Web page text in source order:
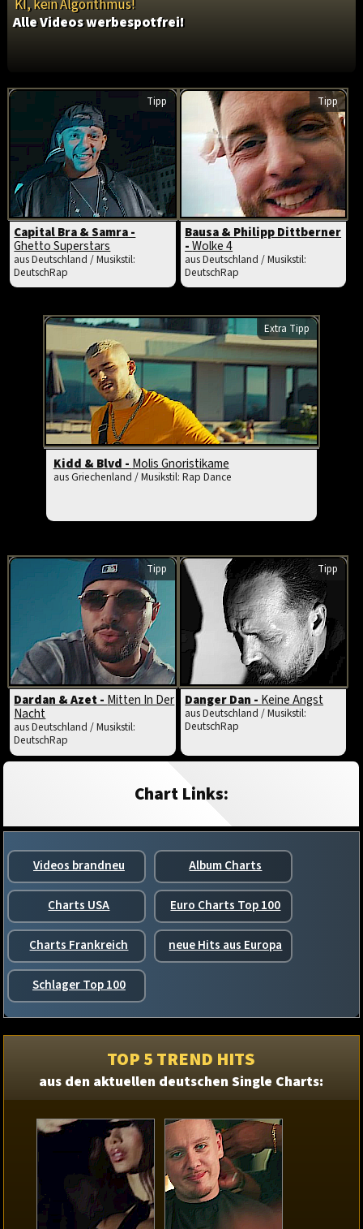
KI, kein Algorithmus!
Alle Videos werbespotfrei!
Tipp
Capital Bra & Samra -
Ghetto Superstars
aus Deutschland / Musikstil:
DeutschRap
Tipp
Bausa & Philipp Dittberner
-Wolke 4
aus Deutschland / Musikstil:
DeutschRap
Extra Tipp
Kidd & Blvd - Molis Gnoristikame
aus Griechenland / Musikstil: Rap Dance
Tipp
Dardan & Azet -Mitten In Der
Nacht
aus Deutschland / Musikstil:
DeutschRap
Tipp
Danger Dan -Keine Angst
aus Deutschland / Musikstil:
DeutschRap
Chart Links:
Videos brandneu Album Charts
Charts USA Euro Charts Top 100
Charts Frankreich neue Hits aus Europa
Schlager Top 100
TOP 5 TREND HITS
aus den aktuellen deutschen Single Charts: